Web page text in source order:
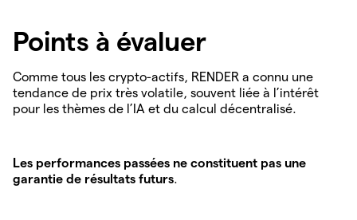
Points à évaluer
Comme tous les crypto-actifs, RENDER a connu une
tendance de prix très volatile, souvent liée à l’intérêt
pour les thèmes de l’IA et du calcul décentralisé.
Les performances passées ne constituent pas une
garantie de résultats futurs.